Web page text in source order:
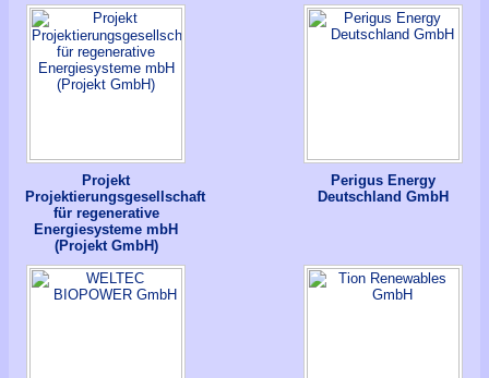
Projekt
Projektierungsgesellschaft
für regenerative
Energiesysteme mbH
(Projekt GmbH)
Perigus Energy
Deutschland GmbH